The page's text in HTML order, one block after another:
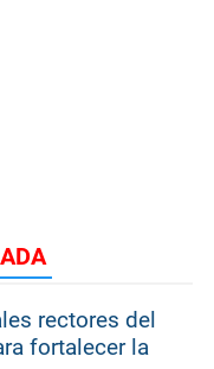
rectores del
fortalecer la